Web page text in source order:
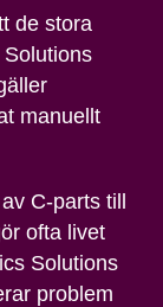
de stora
manuellt
C-parts till
ofta livet
Solutions
problem